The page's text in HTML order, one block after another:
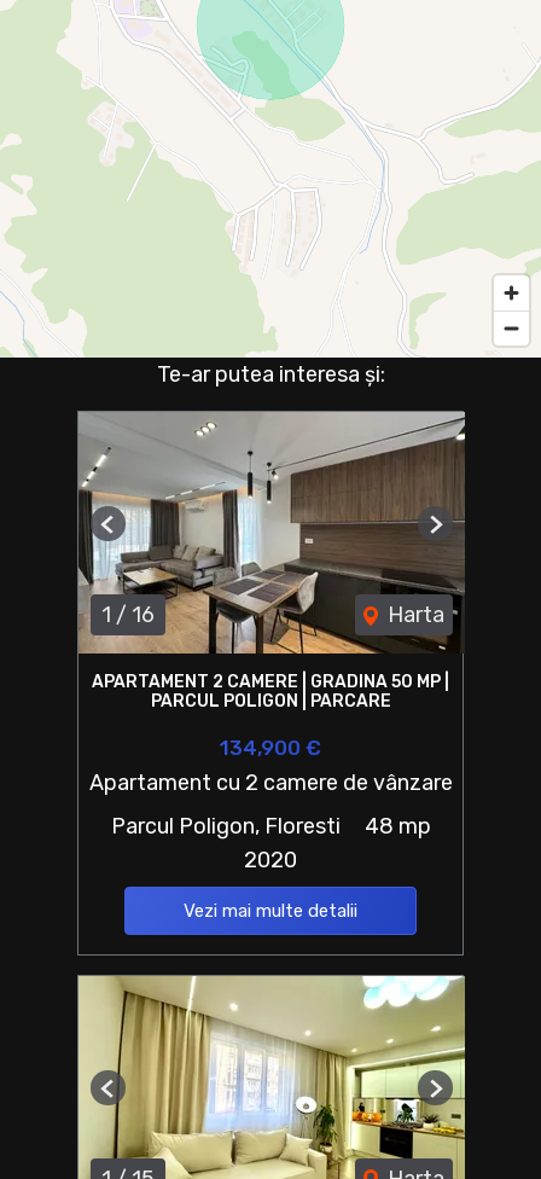
Te-ar putea interesa și:
1 / 16 Harta
Previous Next
APARTAMENT 2 CAMERE | GRADINA 50 MP |
PARCUL POLIGON | PARCARE
134,900 €
Apartament cu 2 camere de vânzare
Parcul Poligon, Floresti
48 mp
2020
Vezi mai multe detalii
Previous Next